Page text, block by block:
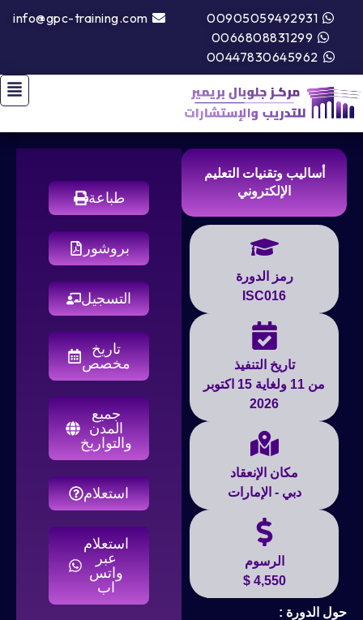
00905059492931
0066808831299
00447830645962
info@gpc-training.com
أساليب وتقنيات التعليم
الإلكتروني
رمز الدورة
ISC016
تاريخ التنفيذ
من 11 ولغاية 15 اكتوبر
2026
مكان الإنعقاد
دبي - الإمارات
الرسوم
4,550 $
حول الدورة :
طباعة
بروشور
التسجيل
تاريخ
مخصص
جميع
المدن
والتواريخ
استعلام
استعلام
عبر
واتس
اب